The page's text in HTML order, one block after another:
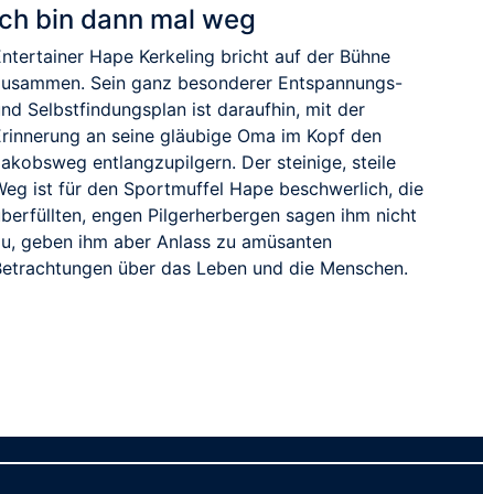
bin dann mal weg
Hape Kerkeling bricht auf der Bühne
Sein ganz besonderer Entspannungs-
Selbstfindungsplan ist daraufhin, mit der
an seine gläubige Oma im Kopf den
entlangzupilgern. Der steinige, steile
ist für den Sportmuffel Hape beschwerlich, die
engen Pilgerherbergen sagen ihm nicht
geben ihm aber Anlass zu amüsanten
über das Leben und die Menschen.